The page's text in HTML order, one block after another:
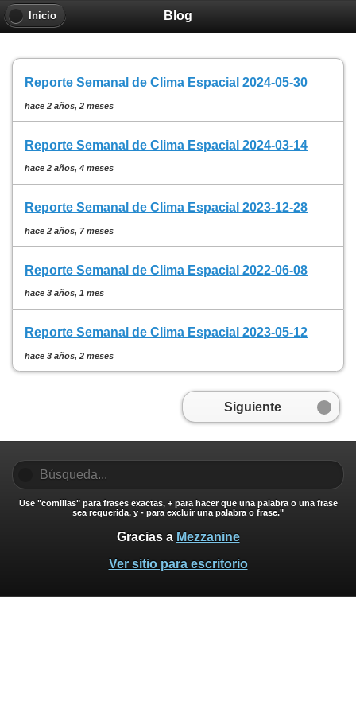
Blog
Inicio
Reporte Semanal de Clima Espacial 2024-05-30
hace 2 años, 2 meses
Reporte Semanal de Clima Espacial 2024-03-14
hace 2 años, 4 meses
Reporte Semanal de Clima Espacial 2023-12-28
hace 2 años, 7 meses
Reporte Semanal de Clima Espacial 2022-06-08
hace 3 años, 1 mes
Reporte Semanal de Clima Espacial 2023-05-12
hace 3 años, 2 meses
Siguiente
Use "comillas" para frases exactas, + para hacer que una palabra o una frase
sea requerida, y - para excluir una palabra o frase."
Gracias a Mezzanine
Ver sitio para escritorio